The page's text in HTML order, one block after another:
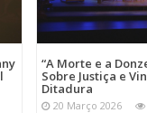
“A Morte e a
Sobre Justiça e
Ditadura
20 Março 2026